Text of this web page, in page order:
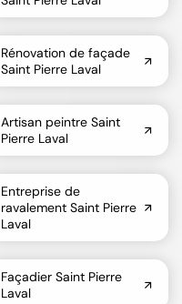
Rénovation de façade
Saint Pierre Laval
Artisan peintre Saint
Pierre Laval
Entreprise de
ravalement Saint Pierre
Laval
Façadier Saint Pierre
Laval